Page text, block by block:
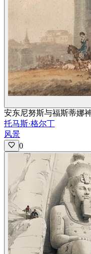
安东尼努斯与福斯蒂娜
托马斯·格尔丁
风景
0